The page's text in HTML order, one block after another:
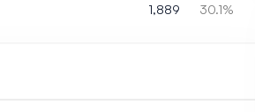
1,889 30.1%